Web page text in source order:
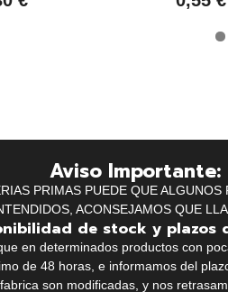
Aviso Importante:
PRIMAS PUEDE QUE
ACONSEJAMOS QUE
de stock y plazos
en determinados productos con
de 48 horas, e informamos del
son modificadas, y nos